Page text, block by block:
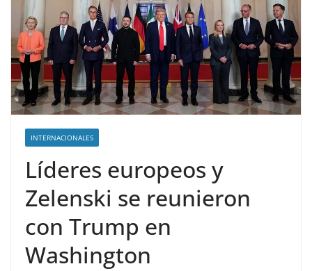
INTERNACIONALES
Líderes europeos y
Zelenski se reunieron
con Trump en
Washington